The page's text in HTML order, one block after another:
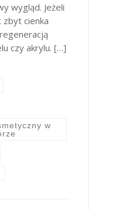
wygląd. Jeżeli
zbyt cienka
czy akrylu. […]
w